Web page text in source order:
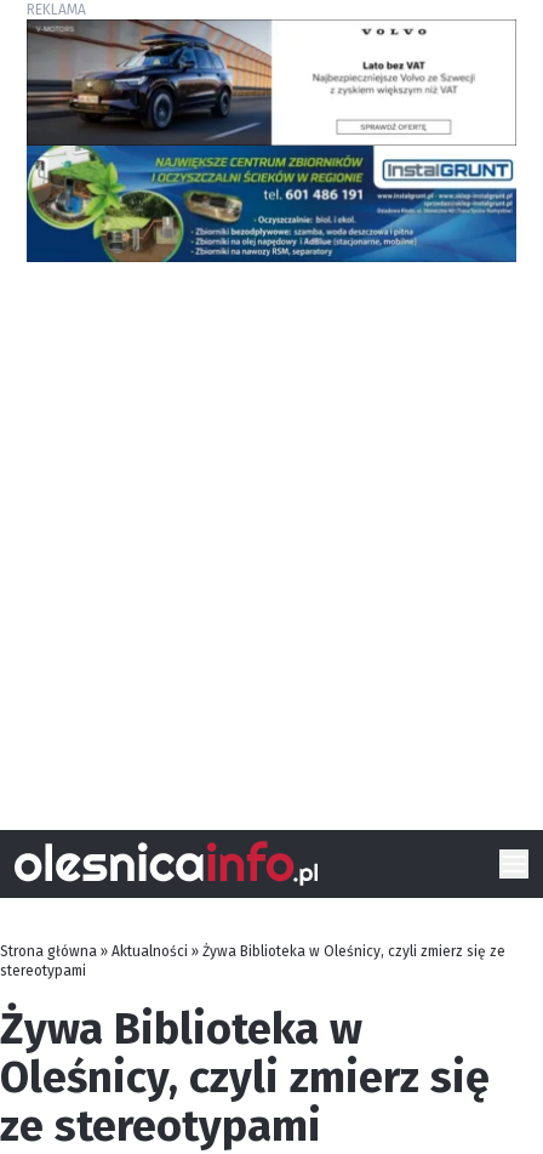
REKLAMA
Strona główna » Aktualności » Żywa Biblioteka w Oleśnicy, czyli zmierz się ze
stereotypami
Żywa Biblioteka w
Oleśnicy, czyli zmierz się
ze stereotypami